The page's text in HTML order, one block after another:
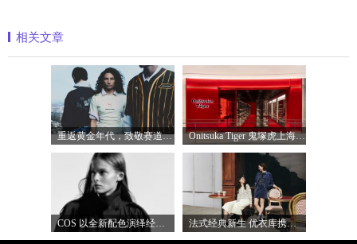
相关文章
重返黄金年代，致敬赛道传奇 PUMA携手M Onitsuka Tiger 鬼塚虎上海环贸 iapm 概念店盛
COS 以全新配色演绎经典漏斗领风衣 法式经典新生 优衣库携手COMPTOIR DES COTO